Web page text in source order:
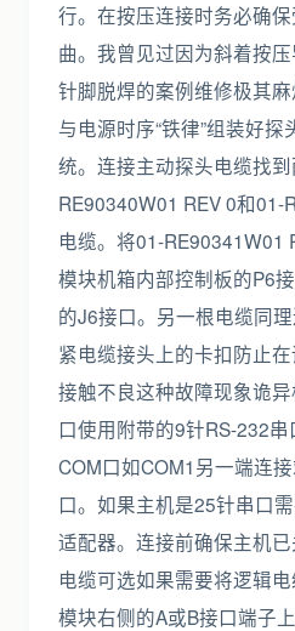
行。在按压连接时务必确
曲。我曾见过因为斜着按
针脚脱焊的案例维修极其
与电源时序“铁律”组装好
统。连接主动探头电缆找
RE90340W01 REV 0和01-
电缆。将01-RE90341W01
模块机箱内部控制板的P6
的J6接口。另一根电缆同
紧电缆接头上的卡扣防止
接触不良这种故障现象诡
口使用附带的9针RS-232
COM口如COM1另一端连
口。如果主机是25针串口
适配器。连接前确保主机
电缆可选如果需要将逻辑
模块右侧的A或B接口端子